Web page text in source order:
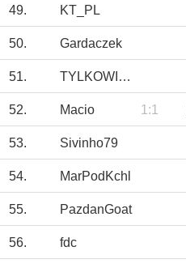
49. KT_PL
50. Gardaczek
51. TYLKOWISŁA_TS
52. Macio 1:1
53. Sivinho79
54. MarPodKchl
55. PazdanGoat
56. fdc